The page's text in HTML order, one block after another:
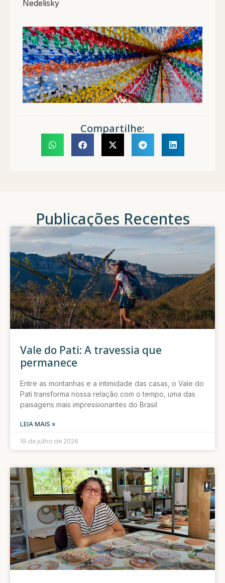
Nedelisky
Compartilhe:
Publicações Recentes
Vale do Pati: A travessia que
permanece
Entre as montanhas e a intimidade das casas, o Vale do
Pati transforma nossa relação com o tempo, uma das
paisagens mais impressionantes do Brasil
LEIA MAIS »
19 de julho de 2026